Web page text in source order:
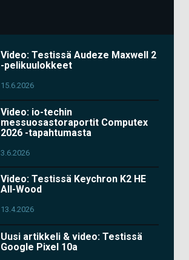
Video: Testissä Audeze Maxwell 2
-pelikuulokkeet
15.6.2026
Video: io-techin
messuosastoraportit Computex
2026 -tapahtumasta
3.6.2026
Video: Testissä Keychron K2 HE
All-Wood
13.4.2026
Uusi artikkeli & video: Testissä
Google Pixel 10a